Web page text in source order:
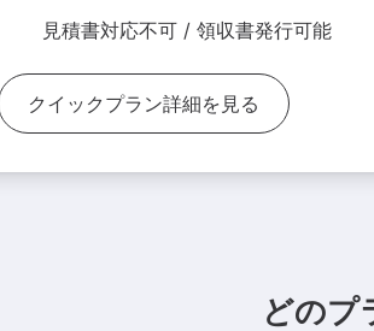
見積書対応不可 / 領収書発行可能
クイックプラン詳細を見る
どのプ